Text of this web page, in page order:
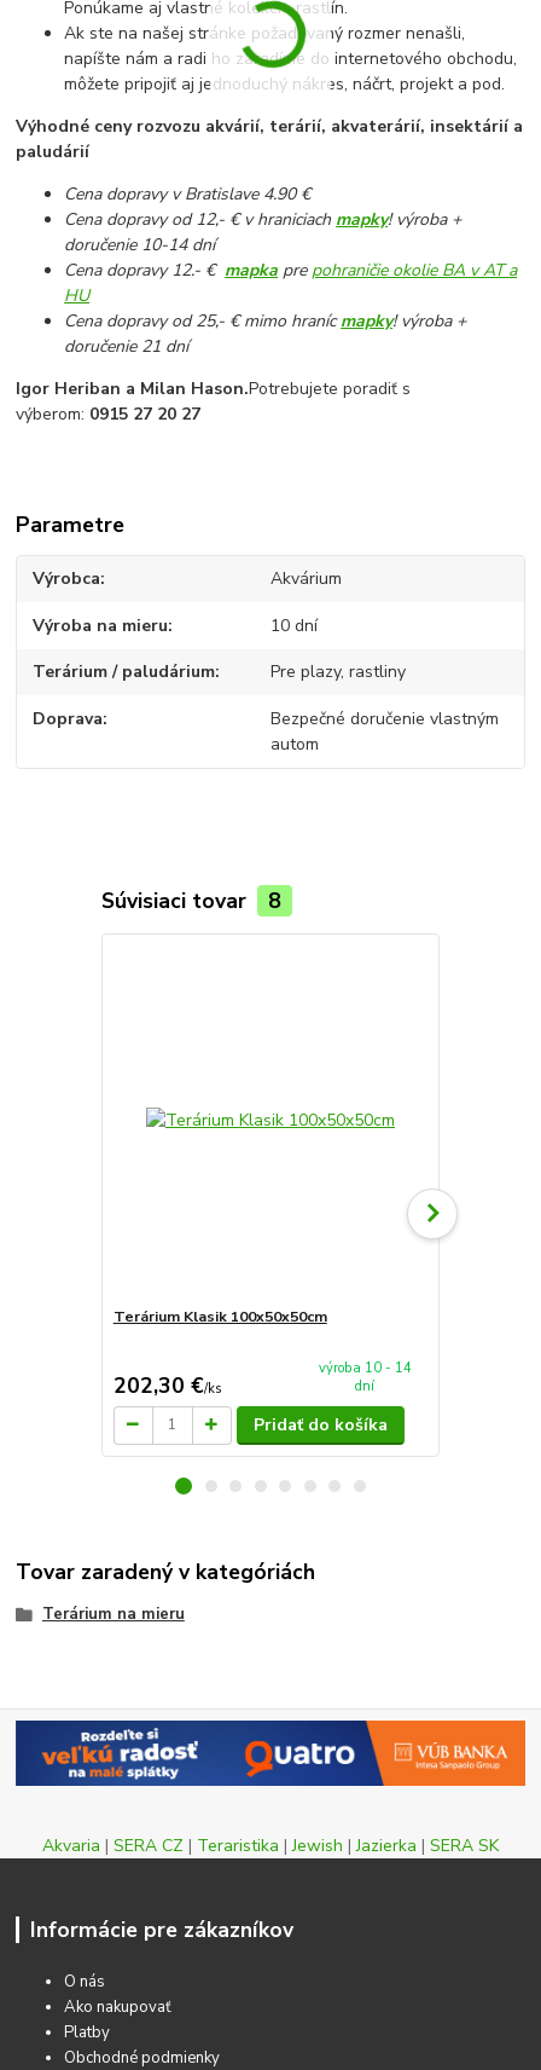
Ponúkame aj vlastné kolekcie rastlín.
Ak ste na našej stránke požadovaný rozmer nenašli,
napíšte nám a radi ho zaradíme do internetového obchodu,
môžete pripojiť aj jednoduchý nákres, náčrt, projekt a pod.
Výhodné ceny rozvozu akvárií, terárií, akvaterárií, insektárií a
paludárií
Cena dopravy v Bratislave 4.90 €
Cena dopravy od 12,- € v hraniciach mapky! výroba +
doručenie 10-14 dní
Cena dopravy 12.- € mapka pre pohraničie okolie BA v AT a
HU
Cena dopravy od 25,- € mimo hranícmapky! výroba +
doručenie 21 dní
Igor Heriban a Milan Hason.Potrebujete poradiť s
výberom: 0915 27 20 27
Parametre
Výrobca Akvárium
Výroba na mieru 10 dní
Terárium / paludárium Pre plazy, rastliny
Doprava
Bezpečné doručenie vlastným
autom
Súvisiaci tovar 8
Terárium Klasik 100x50x50cm
202,30 €/ks
výroba 10 - 14
dní
Pridať do košíka
Tovar zaradený v kategóriách
Terárium na mieru
Akvaria | SERA CZ | Teraristika |Jewish |Jazierka | SERA SK
Informácie pre zákazníkov
O nás
Ako nakupovať
Platby
Obchodné podmienky